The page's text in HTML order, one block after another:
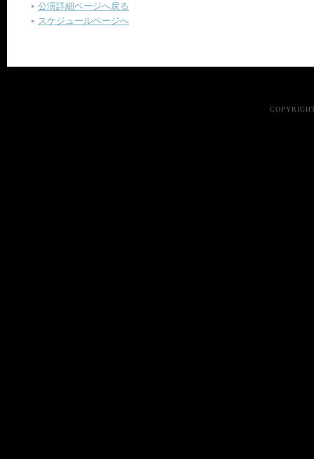
公演詳細ページへ戻る
スケジュールページへ